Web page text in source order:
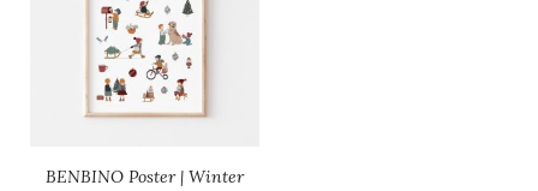
BENBINO Poster | Winter